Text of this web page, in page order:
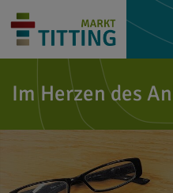
Im Herzen des